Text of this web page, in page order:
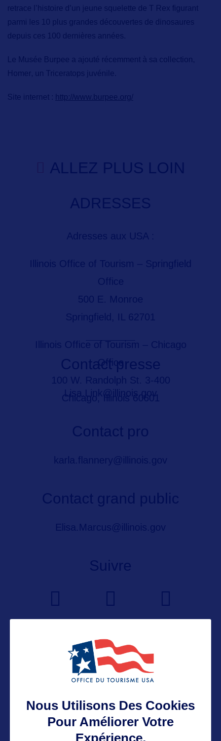
retrace l’histoire d’un jeune squelette de T Rex figurant
parmi les 10 plus grandes découvertes de dinosaures
depuis ces 100 dernières années.
Le Musée Burpee a ajouté récemment à sa collection,
Homer, un Triceratops juvénile.
Site internet : http://www.burpee.org/
ALLEZ PLUS LOIN
ADRESSES
Adresses aux USA :
Illinois Office of Tourism – Springfield
Office
500 E. Monroe
Springfield, IL 62701
Illinois Office of Tourism – Chicago
Office
100 W. Randolph St. 3-400
Chicago, Illinois 60601
Contact presse
Lisa.Link@illinois.gov
Contact pro
karla.flannery@illinois.gov
Contact grand public
Elisa.Marcus@illinois.gov
Suivre
VOIR LE SITE
Nous Utilisons Des Cookies
Pour Améliorer Votre
Expérience.